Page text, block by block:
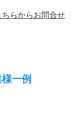
ちらからお問合せ
一例